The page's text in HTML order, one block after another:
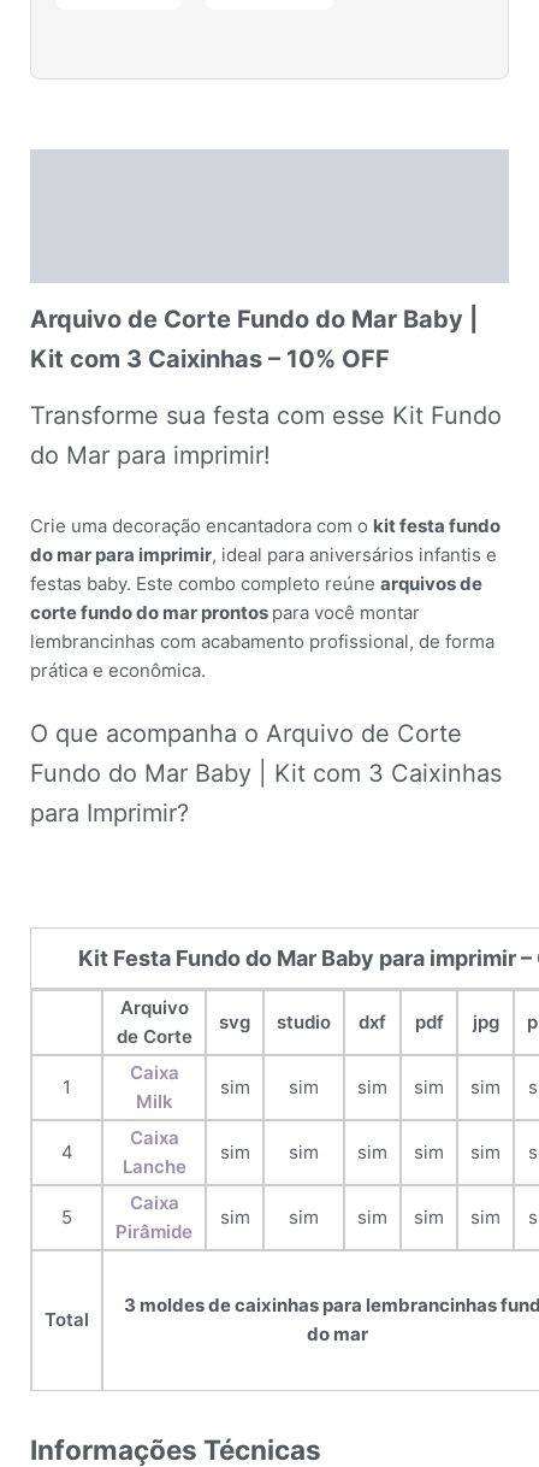
Arquivo de Corte Fundo do Mar Baby |
Kit com 3 Caixinhas – 10% OFF
Transforme sua festa com esse Kit Fundo
do Mar para imprimir!
Crie uma decoração encantadora com o kit festa fundo
do mar para imprimir, ideal para aniversários infantis e
festas baby. Este combo completo reúne arquivos de
corte fundo do mar prontos para você montar
lembrancinhas com acabamento profissional, de forma
prática e econômica.
O que acompanha o Arquivo de Corte
Fundo do Mar Baby | Kit com 3 Caixinhas
para Imprimir?
Kit Festa Fundo do Mar Baby para imprimir –
Arquivo
de Corte
svg studio dxf pdf jpg
1
Caixa
Milk
sim sim sim sim sim
4
Caixa
Lanche
sim sim sim sim sim
5
Caixa
Pirâmide
sim sim sim sim sim
Total
3 moldes de caixinhas para lembrancinhas
do mar
Informações Técnicas